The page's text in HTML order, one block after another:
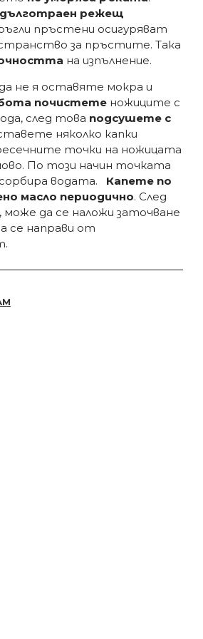
режещ
пръстени осигуряват
за пръстите. Така
на изпълнение.
да не я оставяте мокра и
почистете ножиците с
след това подсушете с
няколко капки
точки на ножицата
По този начин точката
водата. Капете по
масло периодично. След
може да се наложи заточване
се направи от